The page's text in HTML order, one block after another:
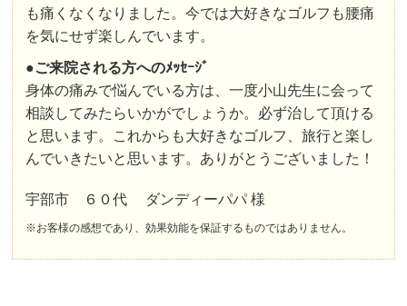
も痛くなくなりました。今では大好きなゴルフも腰痛
を気にせず楽しんでいます。
●ご来院される方へのﾒｯｾｰｼﾞ
身体の痛みで悩んでいる方は、一度小山先生に会って
相談してみたらいかがでしょうか。必ず治して頂ける
と思います。これからも大好きなゴルフ、旅行と楽し
んでいきたいと思います。ありがとうございました！
宇部市 ６０代 ダンディーパパ 様
※お客様の感想であり、効果効能を保証するものではありません。